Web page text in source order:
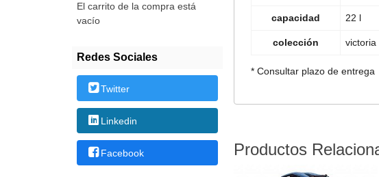
El carrito de la compra está
vacío
Redes Sociales
Twitter
Linkedin
Facebook
capacidad 22 l
colección victoria
* Consultar plazo de entrega
Productos